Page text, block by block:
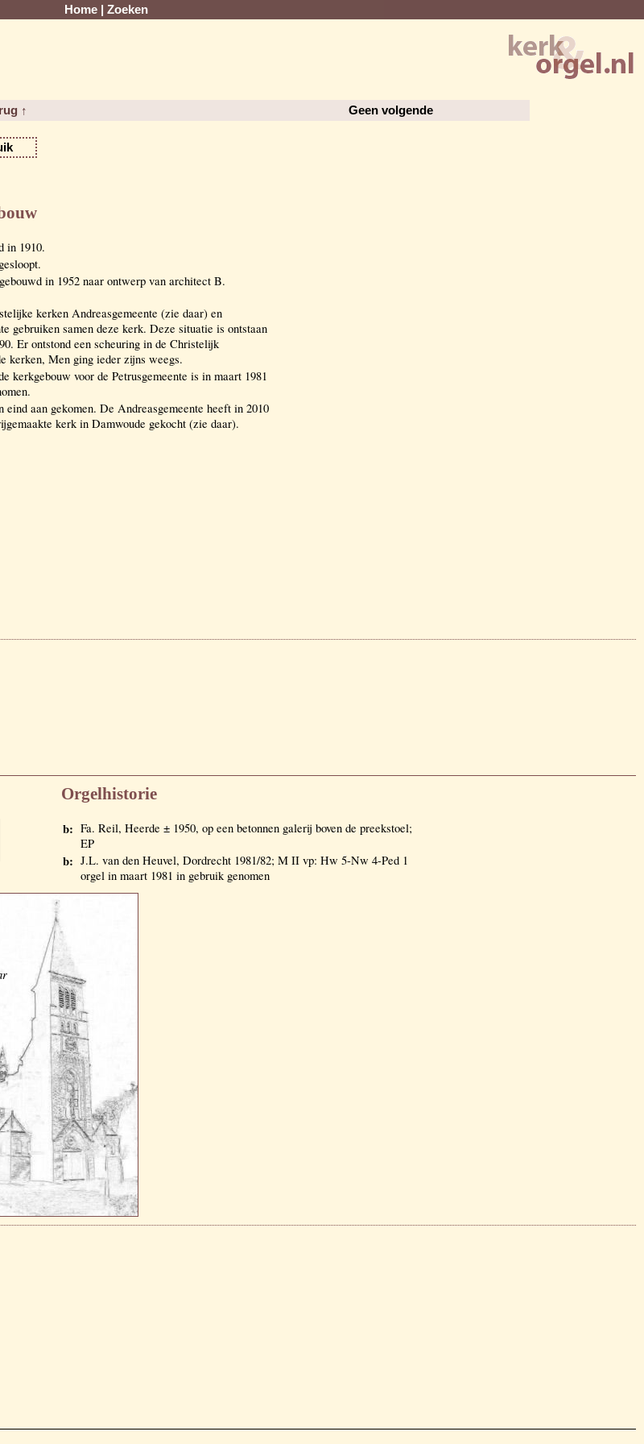
Home Zoeken
↑ Geen volgende
in 1910.
in 1952 naar ontwerp van architect B.
kerken Andreasgemeente (zie daar) en
gebruiken samen deze kerk. Deze situatie is ontstaan
Er ontstond een scheuring in de Christelijk
kerken, Men ging ieder zijns weegs.
kerkgebouw voor de Petrusgemeente is in maart 1981
eind aan gekomen. De Andreasgemeente heeft in 2010
kerk in Damwoude gekocht (zie daar).
Orgelhistorie
b: Fa. Reil, Heerde ± 1950, op een betonnen galerij boven de preekstoel;
EP
b: J.L. van den Heuvel, Dordrecht 1981/82; M II vp: Hw 5-Nw 4-Ped 1
orgel in maart 1981 in gebruik genomen